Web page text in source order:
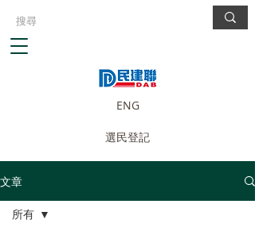
ENG
選民登記
文章
所有